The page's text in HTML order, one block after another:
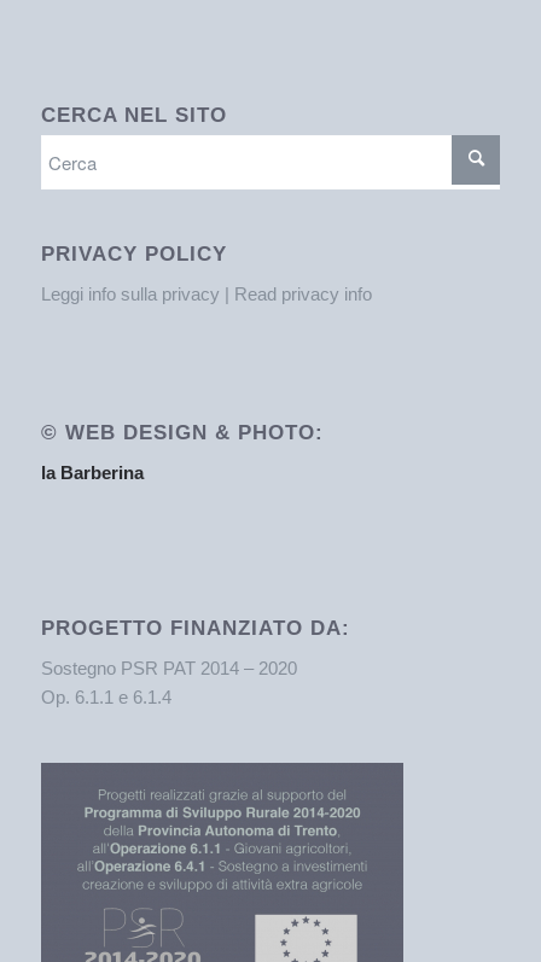
CERCA NEL SITO
PRIVACY POLICY
Leggi info sulla privacy | Read privacy info
© WEB DESIGN & PHOTO:
la Barberina
PROGETTO FINANZIATO DA:
Sostegno PSR PAT 2014 – 2020
Op. 6.1.1 e 6.1.4